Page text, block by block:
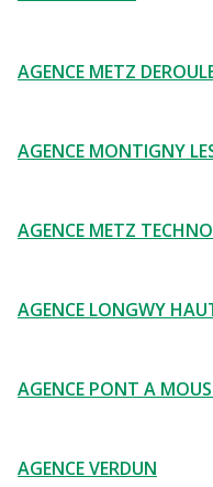
AGENCE METZ
AGENCE MONTIGNY
AGENCE METZ
AGENCE LONGWY
AGENCE PONT A
AGENCE VERDUN